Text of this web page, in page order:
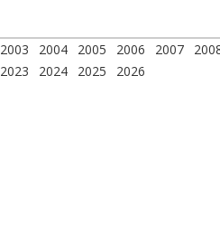
2003 2004 2005 2006 2007
2023 2024 2025 2026